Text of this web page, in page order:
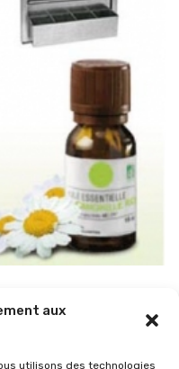
aux
utilisons des technologies